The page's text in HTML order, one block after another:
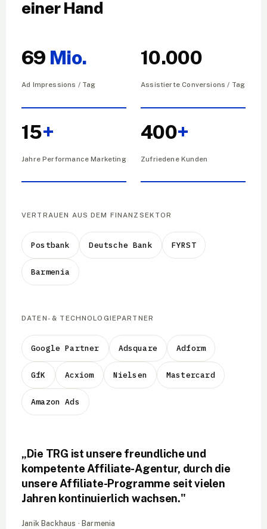
einer Hand
69 Mio.
Ad Impressions / Tag
10.000
Assistierte Conversions / Tag
15+
Jahre Performance Marketing
400+
Zufriedene Kunden
VERTRAUEN AUS DEM FINANZSEKTOR
Postbank Deutsche Bank FYRST
Barmenia
DATEN- & TECHNOLOGIEPARTNER
Google Partner Adsquare Adform
GfK Acxiom Nielsen Mastercard
Amazon Ads
„Die TRG ist unsere freundliche und
kompetente Affiliate-Agentur, durch die
unsere Affiliate-Programme seit vielen
Jahren kontinuierlich wachsen."
Janik Backhaus · Barmenia